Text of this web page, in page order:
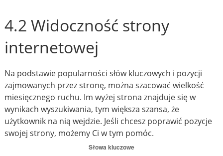
4.2 Widoczność strony
internetowej
Na podstawie popularności słów kluczowych i pozycji
zajmowanych przez stronę, można szacować wielkość
miesięcznego ruchu. Im wyżej strona znajduje się w
wynikach wyszukiwania, tym większa szansa, że
użytkownik na nią wejdzie. Jeśli chcesz poprawić pozycje
swojej strony, możemy Ci w tym pomóc.